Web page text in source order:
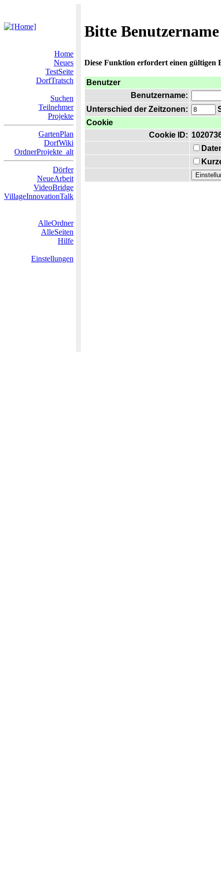
Bitte
Home
Neues
TestSeite
DorfTratsch
Suchen
Teilnehmer
Projekte
GartenPlan
DorfWiki
OrdnerProjekte_alt
Dörfer
NeueArbeit
VideoBridge
VillageInnovationTalk
AlleOrdner
AlleSeiten
Hilfe
Einstellungen
Diese Funktion erfordert einen gültigen
Benutzer
Benutzername:
Unterschied der Zeitzonen:
Cookie
Cookie ID: